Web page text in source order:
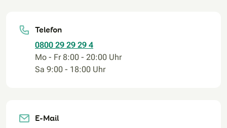
Telefon
0800 29 29 29 4
Mo - Fr 8:00 - 20:00 Uhr
Sa 9:00 - 18:00 Uhr
E-Mail